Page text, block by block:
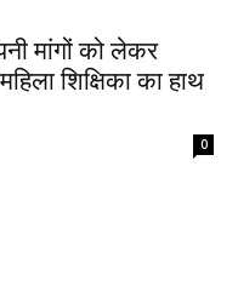
मांगों को लेकर
शिक्षिका का हाथ
0